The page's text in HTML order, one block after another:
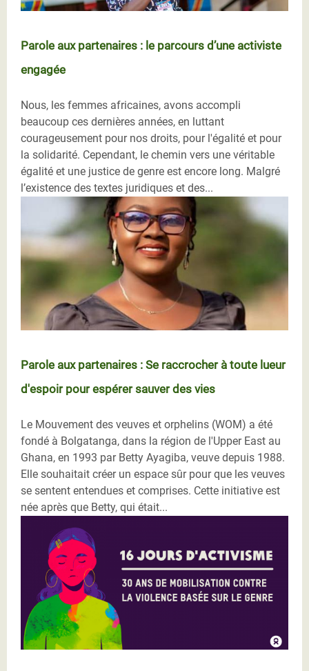
Parole aux partenaires : le parcours d’une activiste
engagée
Nous, les femmes africaines, avons accompli
beaucoup ces dernières années, en luttant
courageusement pour nos droits, pour l'égalité et pour
la solidarité. Cependant, le chemin vers une véritable
égalité et une justice de genre est encore long. Malgré
l’existence des textes juridiques et des...
Parole aux partenaires : Se raccrocher à toute lueur
d'espoir pour espérer sauver des vies
Le Mouvement des veuves et orphelins (WOM) a été
fondé à Bolgatanga, dans la région de l'Upper East au
Ghana, en 1993 par Betty Ayagiba, veuve depuis 1988.
Elle souhaitait créer un espace sûr pour que les veuves
se sentent entendues et comprises. Cette initiative est
née après que Betty, qui était...